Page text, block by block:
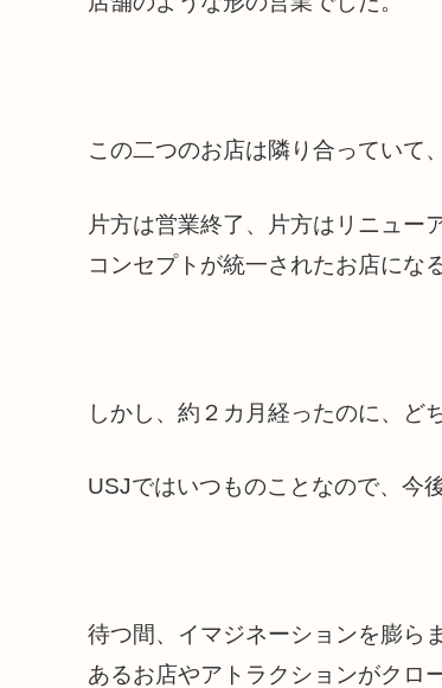
この二つのお店は隣り合っていて
片方は営業終了、片方はリニュー
コンセプトが統一されたお店にな
しかし、約２カ月経ったのに、ど
USJではいつものことなので、今
待つ間、イマジネーションを膨ら
あるお店やアトラクションがクロ